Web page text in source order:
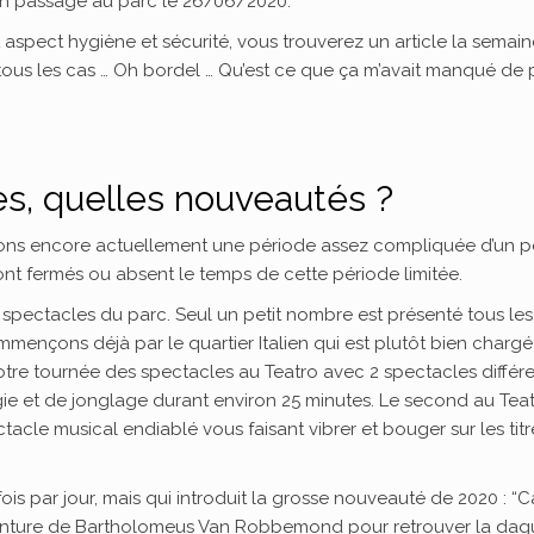
hygiène et sécurité, vous trouverez un article la
les cas … Oh bordel … Qu’est ce que ça m’avait manqué de
quelles nouveautés ?
encore actuellement une période assez compliquée d’un
fermés ou absent le temps de cette période limitée.
du parc. Seul un petit nombre est présenté tous
déjà par le quartier Italien qui est plutôt bien
tournée des spectacles au Teatro avec 2 spectacles
et de jonglage durant environ 25 minutes. Le second au
musical endiablé vous faisant vibrer et bouger sur les
par jour, mais qui introduit la grosse nouveauté de 2020 :
de Bartholomeus Van Robbemond pour retrouver la